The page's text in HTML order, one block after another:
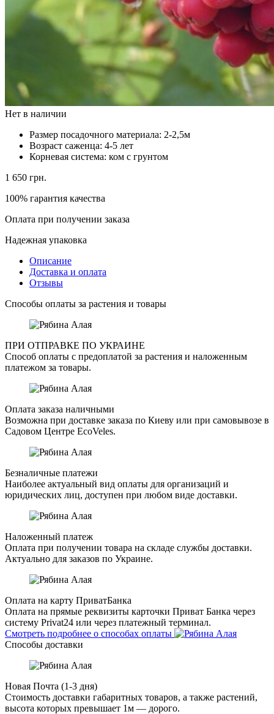
Нет в наличии
Размер посадочного материала: 2-2,5м
Возраст саженца: 4-5 лет
Корневая система: ком с грунтом
1 650 грн.
100% гарантия качества
Оплата при получении заказа
Надежная упаковка
Описание
Доставка и оплата
Отзывы
Способы оплаты за растения и товары
ПРИ ОТПРАВКЕ ПО УКРАИНЕ
Способ оплаты с предоплатой за растения и наложенным
платежом за товары.
Оплата заказа наличными
Возможна при доставке заказа по Киеву или при самовывозе в
Садовом Центре EcoVeles.
Безналичные платежи
Наиболее актуальный вид оплаты для организаций и
юридических лиц, доступен при любом виде доставки.
Наложенный платеж
Оплата при получении товара на складе службы доставки.
Актуально для заказов по Украине.
Оплата на карту ПриватБанка
Оплата на прямые реквизиты карточки Приват Банка через
систему Privat24 или через платежный терминал.
Смотреть подробнее о способах оплаты
Способы доставки
Новая Почта (1-3 дня)
Стоимость доставки габаритных товаров, а также растений,
высота которых превышает 1м — дорого.